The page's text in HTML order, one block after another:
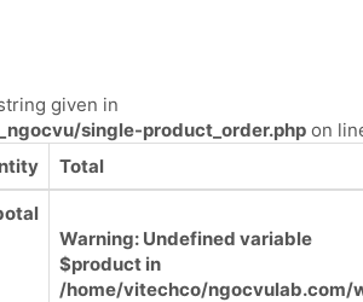
given in
single-product_order.php on
Total
Warning: Undefined variable
$product in
/home/vitechco/ngocvulab.com/